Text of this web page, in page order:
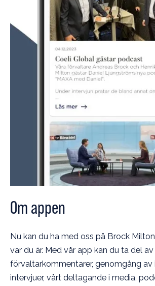
Om appen
Nu kan du ha med oss på Brock
var du är. Med vår app kan du ta del av
förvaltarkommentarer, genomgång av
intervjuer, vårt deltagande i media,